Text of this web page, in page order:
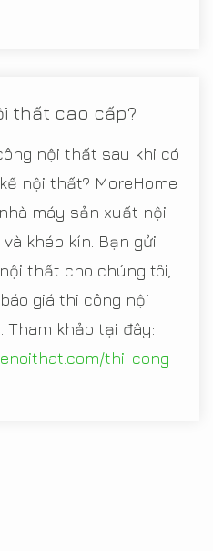
thất cao cấp?
nội thất sau khi có
nội thất? MoreHome
máy sản xuất nội
khép kín. Bạn gửi
thất cho chúng tôi,
giá thi công nội
Tham khảo tại đây:
thi-cong-